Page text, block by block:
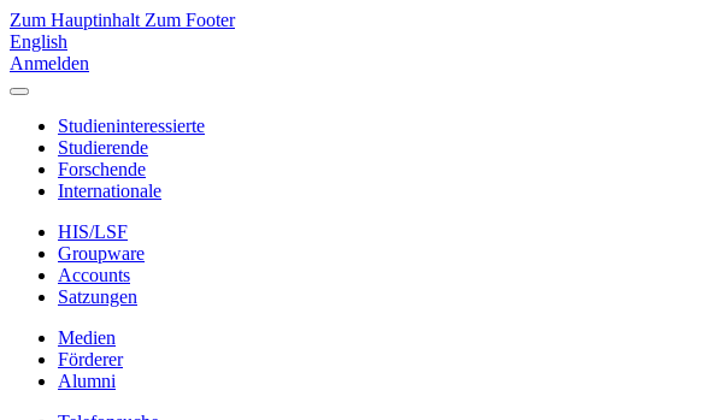
Zum Hauptinhalt Zum Footer
English
Anmelden
Studieninteressierte
Studierende
Forschende
Internationale
HIS/LSF
Groupware
Accounts
Satzungen
Medien
Förderer
Alumni